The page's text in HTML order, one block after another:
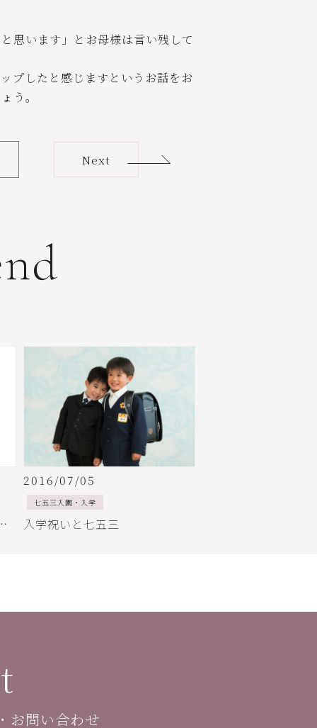
思います」とお母様は言い残して
プしたと感じますというお話をお
う。
Next
nd
の長い１日
2016/07/05
七五三入園・入学
入学祝いと七五三
お問い合わせ